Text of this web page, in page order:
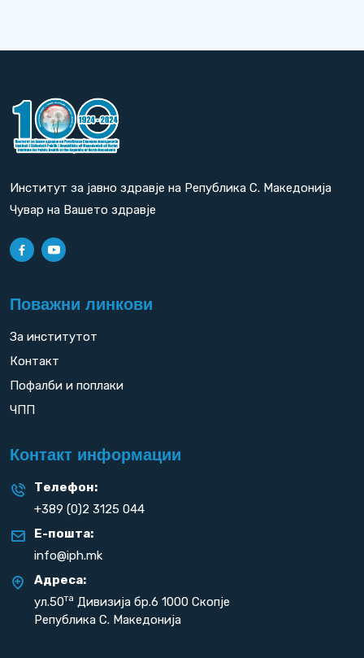
Институт за јавно здравје на Република С. Македонија
Чувар на Вашето здравје
Поважни линкови
За институтот
Контакт
Пофалби и поплаки
ЧПП
Контакт информации
Телефон:
+389 (0)2 3125 044
Е-пошта:
info@iph.mk
Адреса:
ул.50та Дивизија бр.6 1000 Скопје
Република С. Македонија